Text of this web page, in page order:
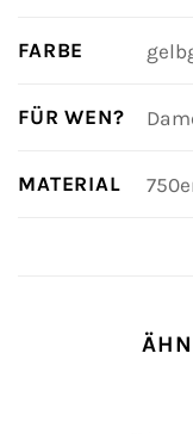
FARBE
FÜR WEN?
MATERIAL